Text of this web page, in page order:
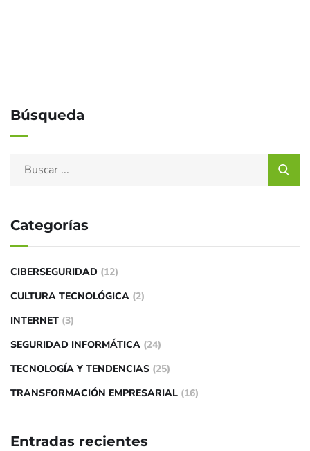
Búsqueda
Categorías
CIBERSEGURIDAD (12)
CULTURA TECNOLÓGICA (2)
INTERNET (3)
SEGURIDAD INFORMÁTICA (24)
TECNOLOGÍA Y TENDENCIAS (25)
TRANSFORMACIÓN EMPRESARIAL (16)
Entradas recientes